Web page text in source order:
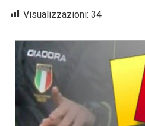
Visualizzazioni: 34